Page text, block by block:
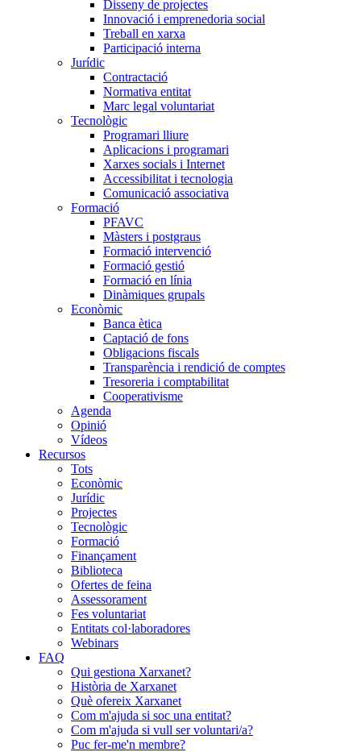
Disseny de projectes
Innovació i emprenedoria social
Treball en xarxa
Participació interna
Jurídic
Contractació
Normativa entitat
Marc legal voluntariat
Tecnològic
Programari lliure
Aplicacions i programari
Xarxes socials i Internet
Accessibilitat i tecnologia
Comunicació associativa
Formació
PFAVC
Màsters i postgraus
Formació intervenció
Formació gestió
Formació en línia
Dinàmiques grupals
Econòmic
Banca ètica
Captació de fons
Obligacions fiscals
Transparència i rendició de comptes
Tresoreria i comptabilitat
Cooperativisme
Agenda
Opinió
Vídeos
Recursos
Tots
Econòmic
Jurídic
Projectes
Tecnològic
Formació
Finançament
Biblioteca
Ofertes de feina
Assessorament
Fes voluntariat
Entitats col·laboradores
Webinars
FAQ
Qui gestiona Xarxanet?
Història de Xarxanet
Què ofereix Xarxanet
Com m'ajuda si soc una entitat?
Com m'ajuda si vull ser voluntari/a?
Puc fer-me'n membre?